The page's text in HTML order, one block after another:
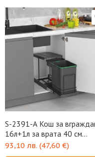
S-2391-A Кош за
16л+1л за врата 40 см
антрацит STARAX
93,10 лв. (47,60 €)